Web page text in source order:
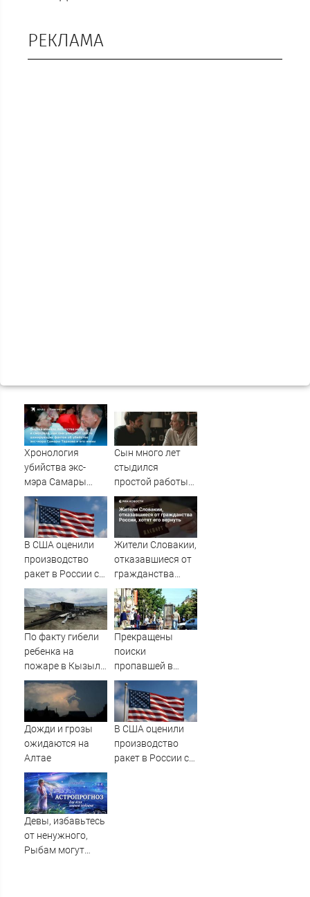
РЕКЛАМА
Хронология
убийства экс-
мэра Самары
Виктора Тархова
и его жены: шесть
шокирующих
фактов, новые
Сын много лет
стыдился
простой работы
отца, пока не
узнал, ради чего
тот отказался от
карьеры -
В США оценили
производство
ракет в России с
производством
"Пэтриотов"
Жители Словакии,
отказавшиеся от
гражданства
России, хотят его
вернуть
По факту гибели
ребенка на
пожаре в Кызыл-
Таше возбуждено
уголовное дело
Прекращены
поиски
пропавшей в
Твери женщины
Дожди и грозы
ожидаются на
Алтае
В США оценили
производство
ракет в России с
Девы, избавьтесь
от ненужного,
Рыбам могут